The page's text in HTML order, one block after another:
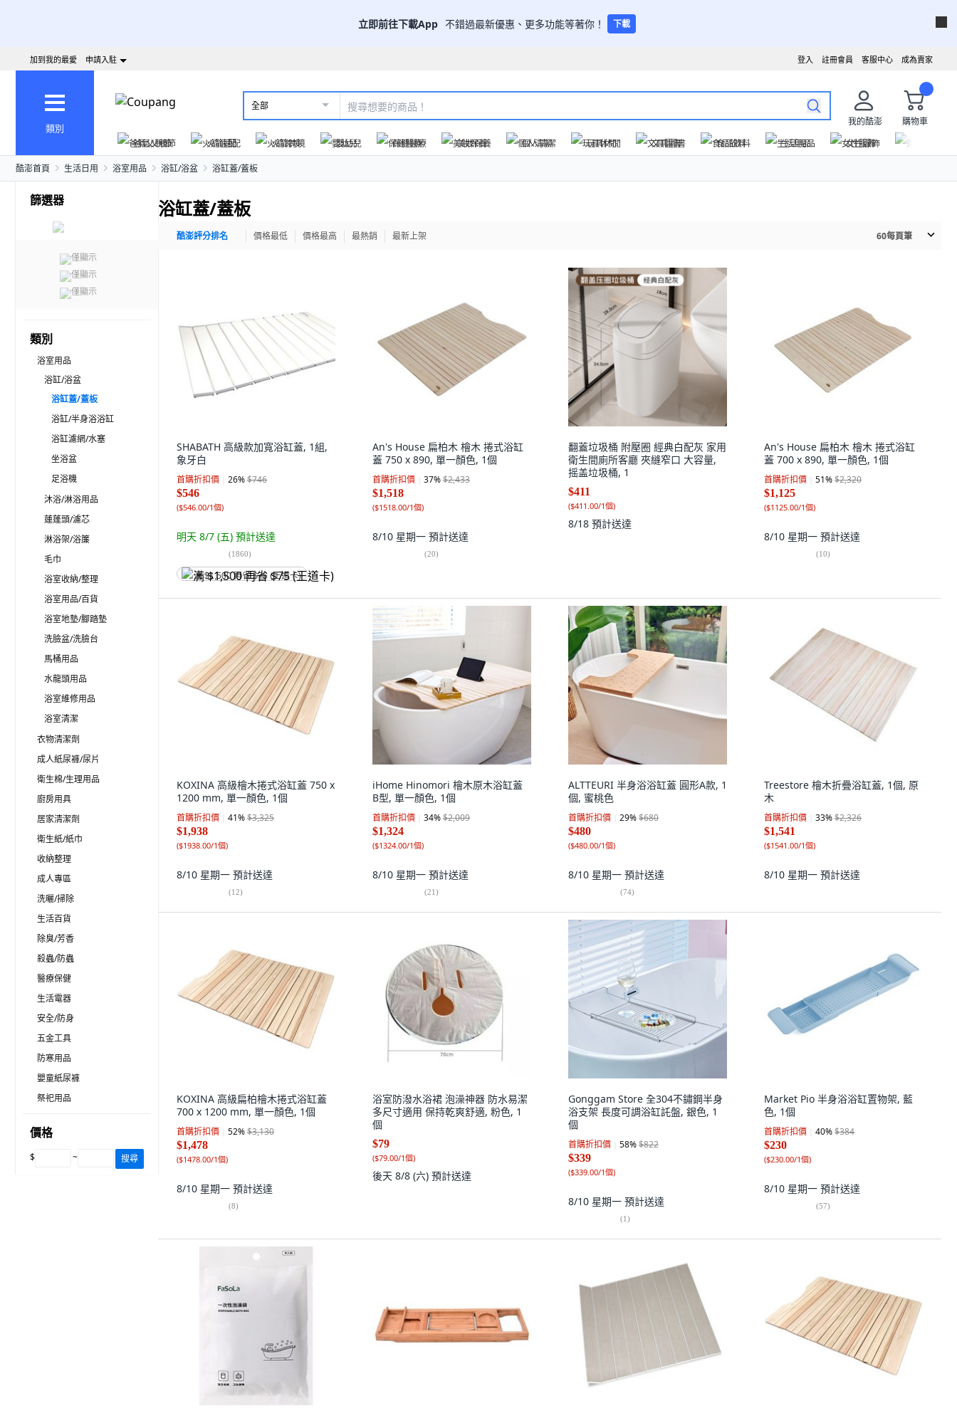
立即前往下載App 不錯過最新優惠、更多功能等著你！ 下載
成為賣家
客服中心
註冊會員
登入
加到我的最愛 申請入駐
類別
全部
我的酷澎
購物車
爸氣父親節
火箭速配 火箭跨境 嬰幼兒 保健醫療 美妝保養 個人清潔 玩具休閒 文具圖書 食品飲料 生活用品 女性服飾
酷澎首頁 生活日用 浴室用品 浴缸/浴盆 浴缸蓋/蓋板
篩選器
僅顯示
僅顯示
僅顯示
類別
浴室用品
浴缸/浴盆
浴缸蓋/蓋板
浴缸/半身浴浴缸
浴缸濾網/水塞
坐浴盆
足浴機
沐浴/淋浴用品
蓮蓬頭/濾芯
淋浴架/浴簾
毛巾
浴室收納/整理
浴室用品/百貨
浴室地墊/腳踏墊
洗臉盆/洗臉台
馬桶用品
水龍頭用品
浴室維修用品
浴室清潔
衣物清潔劑
成人紙尿褲/尿片
衛生棉/生理用品
廚房用具
居家清潔劑
衛生紙/紙巾
收納整理
成人專區
洗曬/掃除
生活百貨
除臭/芳香
殺蟲/防蟲
醫療保健
生活電器
安全/防身
五金工具
防寒用品
嬰童紙尿褲
祭祀用品
價格
$ ~ 搜尋
浴缸蓋/蓋板
酷澎評分排名 價格最低 價格最高 最熱銷 最新上架 60每頁筆
SHABATH 高級款加寬浴缸蓋, 1組,
象牙白
首購折扣價 26%$746
$546
($546.00/1個)
明天 8/7 (五) 預計送達
(1860)
满 $1,500 再省 $75 (王道卡)
An's House 扁柏木 檜木 捲式浴缸
蓋 750 x 890, 單一顏色, 1個
首購折扣價 37%$2,433
$1,518
($1518.00/1個)
8/10 星期一 預計送達
(20)
翻蓋垃圾桶 附壓圈 經典白配灰 家用
衛生間廁所客廳 夾縫窄口 大容量,
摇盖垃圾桶, 1
$411
($411.00/1個)
8/18 預計送達
An's House 扁柏木 檜木 捲式浴缸
蓋 700 x 890, 單一顏色, 1個
首購折扣價 51%$2,320
$1,125
($1125.00/1個)
8/10 星期一 預計送達
(10)
KOXINA 高級檜木捲式浴缸蓋 750 x
1200 mm, 單一顏色, 1個
首購折扣價 41%$3,325
$1,938
($1938.00/1個)
8/10 星期一 預計送達
(12)
iHome Hinomori 檜木原木浴缸蓋
B型, 單一顏色, 1個
首購折扣價 34%$2,009
$1,324
($1324.00/1個)
8/10 星期一 預計送達
(21)
ALTTEURI 半身浴浴缸蓋 圓形A款, 1
個, 蜜桃色
首購折扣價 29%$680
$480
($480.00/1個)
8/10 星期一 預計送達
(74)
Treestore 檜木折疊浴缸蓋, 1個, 原
木
首購折扣價 33%$2,326
$1,541
($1541.00/1個)
8/10 星期一 預計送達
KOXINA 高級扁柏檜木捲式浴缸蓋
700 x 1200 mm, 單一顏色, 1個
首購折扣價 52%$3,130
$1,478
($1478.00/1個)
8/10 星期一 預計送達
(8)
浴室防潑水浴裙 泡澡神器 防水易潔
多尺寸適用 保持乾爽舒適, 粉色, 1
個
$79
($79.00/1個)
後天 8/8 (六) 預計送達
Gonggam Store 全304不鏽鋼半身
浴支架 長度可調浴缸託盤, 銀色, 1
個
首購折扣價 58%$822
$339
($339.00/1個)
8/10 星期一 預計送達
(1)
Market Pio 半身浴浴缸置物架, 藍
色, 1個
首購折扣價 40%$384
$230
($230.00/1個)
8/10 星期一 預計送達
(57)